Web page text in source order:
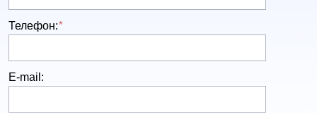
Телефон:*
E-mail: